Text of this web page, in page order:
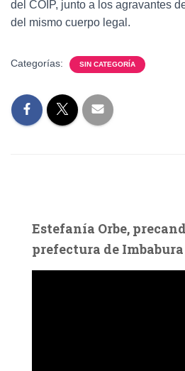
del COIP, junto a los agravantes
del mismo cuerpo legal.
Categorías: SIN CATEGORÍA
Estefanía Orbe,
prefectura de Imbabura